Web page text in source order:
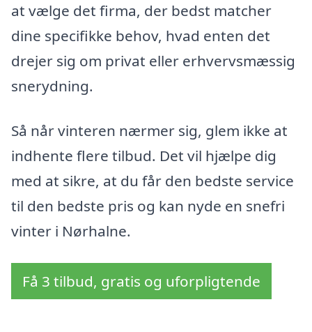
at vælge det firma, der bedst matcher
dine specifikke behov, hvad enten det
drejer sig om privat eller erhvervsmæssig
snerydning.
Så når vinteren nærmer sig, glem ikke at
indhente flere tilbud. Det vil hjælpe dig
med at sikre, at du får den bedste service
til den bedste pris og kan nyde en snefri
vinter i Nørhalne.
Få 3 tilbud, gratis og uforpligtende